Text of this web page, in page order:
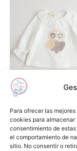
Para ofrecer las
cookies para
consentimiento de
el comportamiento de
sitio. No consentir o
Camisas , polos y
Camiseta Punto
niña NANOS
64,90€
era:
64,90€.
19,00€
es:
19,00€.